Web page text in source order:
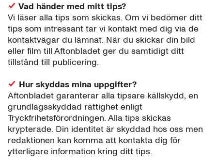
Vad händer med mitt tips?
Vi läser alla tips som skickas. Om vi bedömer ditt
tips som intressant tar vi kontakt med dig via de
kontaktvägar du lämnat. När du skickar din bild
eller film till Aftonbladet ger du samtidigt ditt
tillstånd till publicering.
Hur skyddas mina uppgifter?
Aftonbladet garanterar alla tipsare källskydd, en
grundlagsskyddad rättighet enligt
Tryckfrihetsförordningen. Alla tips skickas
krypterade. Din identitet är skyddad hos oss men
redaktionen kan komma att kontakta dig för
ytterligare information kring ditt tips.